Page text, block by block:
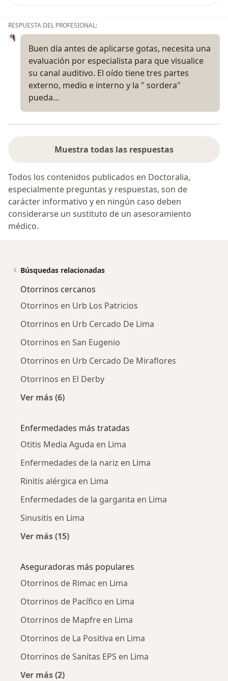
RESPUESTA DEL PROFESIONAL:
Buen día antes de aplicarse gotas, necesita una
evaluación por especialista para que visualice
su canal auditivo. El oído tiene tres partes
externo, medio e interno y la " sordera"
pueda…
Muestra todas las respuestas
Todos los contenidos publicados en Doctoralia,
especialmente preguntas y respuestas, son de
carácter informativo y en ningún caso deben
considerarse un sustituto de un asesoramiento
médico.
Búsquedas relacionadas
Otorrinos cercanos
Otorrinos en Urb Los Patricios
Otorrinos en Urb Cercado De Lima
Otorrinos en San Eugenio
Otorrinos en Urb Cercado De Miraflores
Otorrinos en El Derby
Ver más (6)
Enfermedades más tratadas
Otitis Media Aguda en Lima
Enfermedades de la nariz en Lima
Rinitis alérgica en Lima
Enfermedades de la garganta en Lima
Sinusitis en Lima
Ver más (15)
Aseguradoras más populares
Otorrinos de Rimac en Lima
Otorrinos de Pacífico en Lima
Otorrinos de Mapfre en Lima
Otorrinos de La Positiva en Lima
Otorrinos de Sanitas EPS en Lima
Ver más (2)